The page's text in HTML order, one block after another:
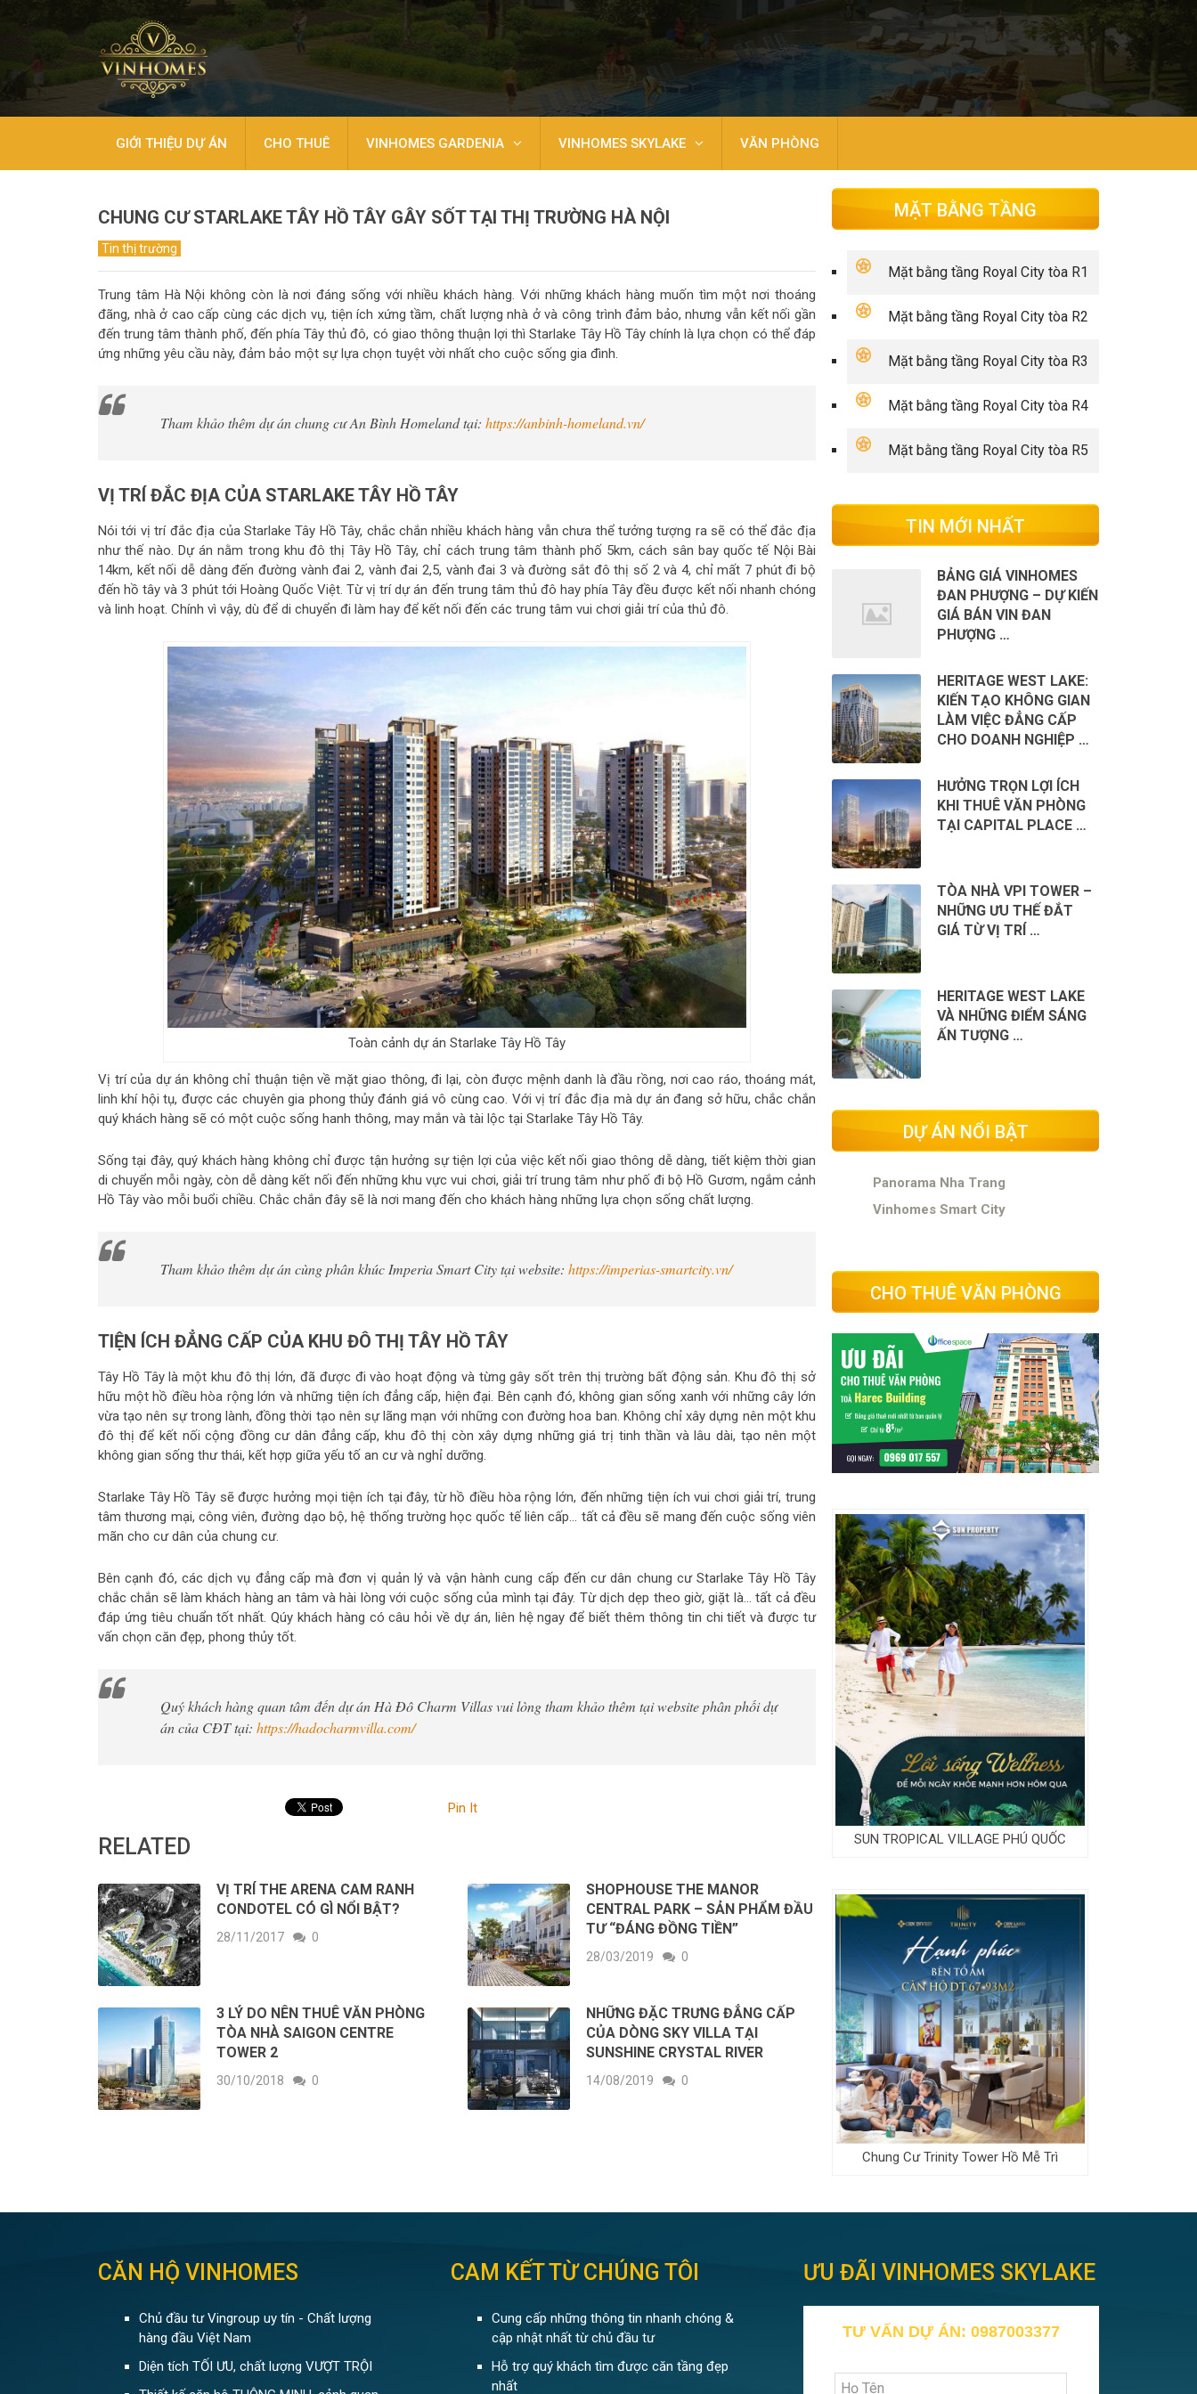
GIỚI THIỆU DỰ ÁN CHO THUÊ VINHOMES GARDENIA VINHOMES SKYLAKE VĂN PHÒNG
CHUNG CƯ STARLAKE TÂY HỒ TÂY GÂY SỐT TẠI THỊ TRƯỜNG HÀ NỘI
Tin thị trường
Trung tâm Hà Nội không còn là nơi đáng sống với nhiều khách hàng. Với những khách hàng muốn tìm một nơi thoáng
đãng, nhà ở cao cấp cùng các dịch vụ, tiện ích xứng tầm, chất lượng nhà ở và công trình đảm bảo, nhưng vẫn kết nối gần
đến trung tâm thành phố, đến phía Tây thủ đô, có giao thông thuận lợi thì Starlake Tây Hồ Tây chính là lựa chọn có thể đáp
ứng những yêu cầu này, đảm bảo một sự lựa chọn tuyệt vời nhất cho cuộc sống gia đình.
Tham khảo thêm dự án chung cư An Bình Homeland tại: https://anbinh-homeland.vn/
VỊ TRÍ ĐẮC ĐỊA CỦA STARLAKE TÂY HỒ TÂY
Nói tới vị trí đắc địa của Starlake Tây Hồ Tây, chắc chắn nhiều khách hàng vẫn chưa thể tưởng tượng ra sẽ có thể đắc địa
như thế nào. Dự án nằm trong khu đô thị Tây Hồ Tây, chỉ cách trung tâm thành phố 5km, cách sân bay quốc tế Nội Bài
14km, kết nối dễ dàng đến đường vành đai 2, vành đai 2,5, vành đai 3 và đường sắt đô thị số 2 và 4, chỉ mất 7 phút đi bộ
đến hồ tây và 3 phút tới Hoàng Quốc Việt. Từ vị trí dự án đến trung tâm thủ đô hay phía Tây đều được kết nối nhanh chóng
và linh hoạt. Chính vì vậy, dù để di chuyển đi làm hay để kết nối đến các trung tâm vui chơi giải trí của thủ đô.
Toàn cảnh dự án Starlake Tây Hồ Tây
Vị trí của dự án không chỉ thuận tiện về mặt giao thông, đi lại, còn được mệnh danh là đầu rồng, nơi cao ráo, thoáng mát,
linh khí hội tụ, được các chuyên gia phong thủy đánh giá vô cùng cao. Với vị trí đắc địa mà dự án đang sở hữu, chắc chắn
quý khách hàng sẽ có một cuộc sống hanh thông, may mắn và tài lộc tại Starlake Tây Hồ Tây.
Sống tại đây, quý khách hàng không chỉ được tận hưởng sự tiện lợi của việc kết nối giao thông dễ dàng, tiết kiệm thời gian
di chuyển mỗi ngày, còn dễ dàng kết nối đến những khu vực vui chơi, giải trí trung tâm như phố đi bộ Hồ Gươm, ngắm cảnh
Hồ Tây vào mỗi buổi chiều. Chắc chắn đây sẽ là nơi mang đến cho khách hàng những lựa chọn sống chất lượng.
Tham khảo thêm dự án cùng phân khúc Imperia Smart City tại website: https://imperias-smartcity.vn/
TIỆN ÍCH ĐẲNG CẤP CỦA KHU ĐÔ THỊ TÂY HỒ TÂY
Tây Hồ Tây là một khu đô thị lớn, đã được đi vào hoạt động và từng gây sốt trên thị trường bất động sản. Khu đô thị sở
hữu một hồ điều hòa rộng lớn và những tiện ích đẳng cấp, hiện đại. Bên cạnh đó, không gian sống xanh với những cây lớn
vừa tạo nên sự trong lành, đồng thời tạo nên sự lãng mạn với những con đường hoa ban. Không chỉ xây dựng nên một khu
đô thị để kết nối cộng đồng cư dân đẳng cấp, khu đô thị còn xây dựng những giá trị tinh thần và lâu dài, tạo nên một
không gian sống thư thái, kết hợp giữa yếu tố an cư và nghỉ dưỡng.
Starlake Tây Hồ Tây sẽ được hưởng mọi tiện ích tại đây, từ hồ điều hòa rộng lớn, đến những tiện ích vui chơi giải trí, trung
tâm thương mại, công viên, đường dạo bộ, hệ thống trường học quốc tế liên cấp… tất cả đều sẽ mang đến cuộc sống viên
mãn cho cư dân của chung cư.
Bên cạnh đó, các dịch vụ đẳng cấp mà đơn vị quản lý và vận hành cung cấp đến cư dân chung cư Starlake Tây Hồ Tây
chắc chắn sẽ làm khách hàng an tâm và hài lòng với cuộc sống của mình tại đây. Từ dịch dẹp theo giờ, giặt là… tất cả đều
đáp ứng tiêu chuẩn tốt nhất. Qúy khách hàng có câu hỏi về dự án, liên hệ ngay để biết thêm thông tin chi tiết và được tư
vấn chọn căn đẹp, phong thủy tốt.
Quý khách hàng quan tâm đến dự án Hà Đô Charm Villas vui lòng tham khảo thêm tại website phân phối dự
án của CĐT tại: https://hadocharmvilla.com/
Pin It
RELATED
VỊ TRÍ THE ARENA CAM RANH
CONDOTEL CÓ GÌ NỔI BẬT?
28/11/2017 0
SHOPHOUSE THE MANOR
CENTRAL PARK – SẢN PHẨM ĐẦU
TƯ “ĐÁNG ĐỒNG TIỀN”
28/03/2019 0
3 LÝ DO NÊN THUÊ VĂN PHÒNG
TÒA NHÀ SAIGON CENTRE
TOWER 2
30/10/2018 0
NHỮNG ĐẶC TRƯNG ĐẲNG CẤP
CỦA DÒNG SKY VILLA TẠI
SUNSHINE CRYSTAL RIVER
14/08/2019 0
MẶT BẰNG TẦNG
Mặt bằng tầng Royal City tòa R1
Mặt bằng tầng Royal City tòa R2
Mặt bằng tầng Royal City tòa R3
Mặt bằng tầng Royal City tòa R4
Mặt bằng tầng Royal City tòa R5
TIN MỚI NHẤT
BẢNG GIÁ VINHOMES
ĐAN PHƯỢNG – DỰ KIẾN
GIÁ BÁN VIN ĐAN
PHƯỢNG …
HERITAGE WEST LAKE:
KIẾN TẠO KHÔNG GIAN
LÀM VIỆC ĐẲNG CẤP
CHO DOANH NGHIỆP …
HƯỞNG TRỌN LỢI ÍCH
KHI THUÊ VĂN PHÒNG
TẠI CAPITAL PLACE …
TÒA NHÀ VPI TOWER –
NHỮNG ƯU THẾ ĐẮT
GIÁ TỪ VỊ TRÍ …
HERITAGE WEST LAKE
VÀ NHỮNG ĐIỂM SÁNG
ẤN TƯỢNG …
DỰ ÁN NỔI BẬT
Panorama Nha Trang
Vinhomes Smart City
CHO THUÊ VĂN PHÒNG
SUN TROPICAL VILLAGE PHÚ QUỐC
Chung Cư Trinity Tower Hồ Mễ Trì
CĂN HỘ VINHOMES
Chủ đầu tư Vingroup uy tín - Chất lượng
hàng đầu Việt Nam
Diện tích TỐI ƯU, chất lượng VƯỢT TRỘI
CAM KẾT TỪ CHÚNG TÔI
Cung cấp những thông tin nhanh chóng &
cập nhật nhất từ chủ đầu tư
Hỗ trợ quý khách tìm được căn tầng đẹp
nhất
ƯU ĐÃI VINHOMES SKYLAKE
TƯ VẤN DỰ ÁN: 0987003377